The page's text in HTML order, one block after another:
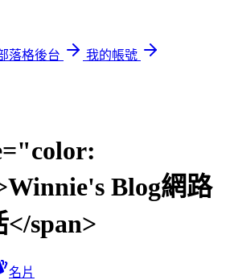
落格後台
我的帳號
Blog網路
span>
名片